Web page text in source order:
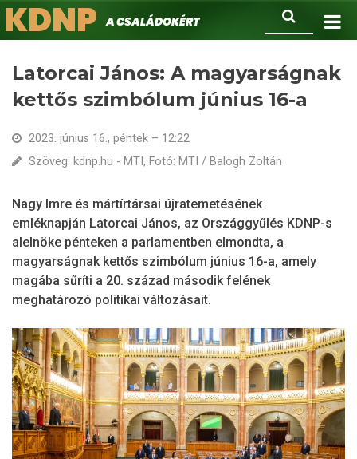
Ugrás
a
Keresés
KDNPA családokért.
Latorcai János: A magyarságnak
kettős szimbólum június 16-a
2023. június 16., péntek – 12:22
Szöveg: kdnp.hu - MTI, Fotó: MTI / Balogh Zoltán
Nagy Imre és mártírtársai újratemetésének
emléknapján Latorcai János, az Országgyűlés KDNP-s
alelnöke pénteken a parlamentben elmondta, a
magyarságnak kettős szimbólum június 16-a, amely
magába sűríti a 20. század második felének
meghatározó politikai változásait.